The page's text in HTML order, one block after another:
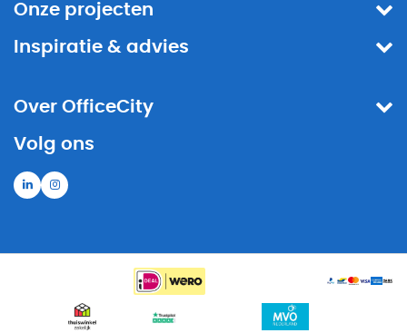
Onze projecten
Inspiratie & advies
Over OfficeCity
Volg ons